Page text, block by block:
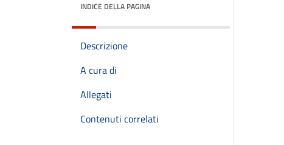
INDICE DELLA PAGINA
Descrizione
A cura di
Allegati
Contenuti correlati